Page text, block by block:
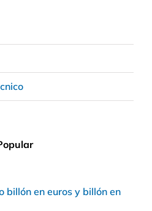
billón en euros y billón en